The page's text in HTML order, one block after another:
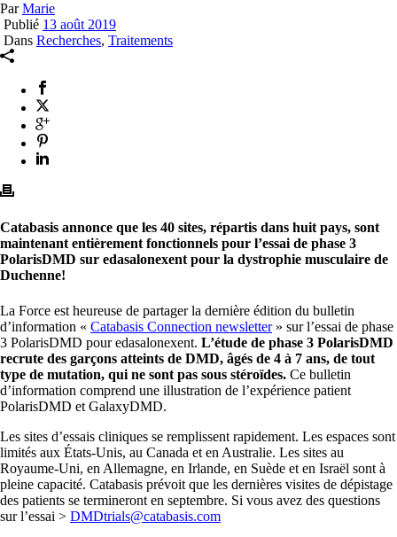
ParMarie
Publié 13 août 2019
Dans Recherches, Traitements
Catabasis annonce que les 40 sites, répartis dans huit pays, sont
maintenant entièrement fonctionnels pour l’essai de phase 3
PolarisDMD sur edasalonexent pour la dystrophie musculaire de
Duchenne!
La Force est heureuse de partager la dernière édition du bulletin
d’information « Catabasis Connection newsletter» sur l’essai de phase
3 PolarisDMD pour edasalonexent. L’étude de phase 3 PolarisDMD
recrute des garçons atteints de DMD, âgés de 4 à 7 ans, de tout
type de mutation, qui ne sont pas sous stéroïdes. Ce bulletin
d’information comprend une illustration de l’expérience patient
PolarisDMD et GalaxyDMD.
Les sites d’essais cliniques se remplissent rapidement. Les espaces sont
limités aux États-Unis, au Canada et en Australie. Les sites au
Royaume-Uni, en Allemagne, en Irlande, en Suède et en Israël sont à
pleine capacité. Catabasis prévoit que les dernières visites de dépistage
des patients se termineront en septembre. Si vous avez des questions
sur l’essai > DMDtrials@catabasis.com